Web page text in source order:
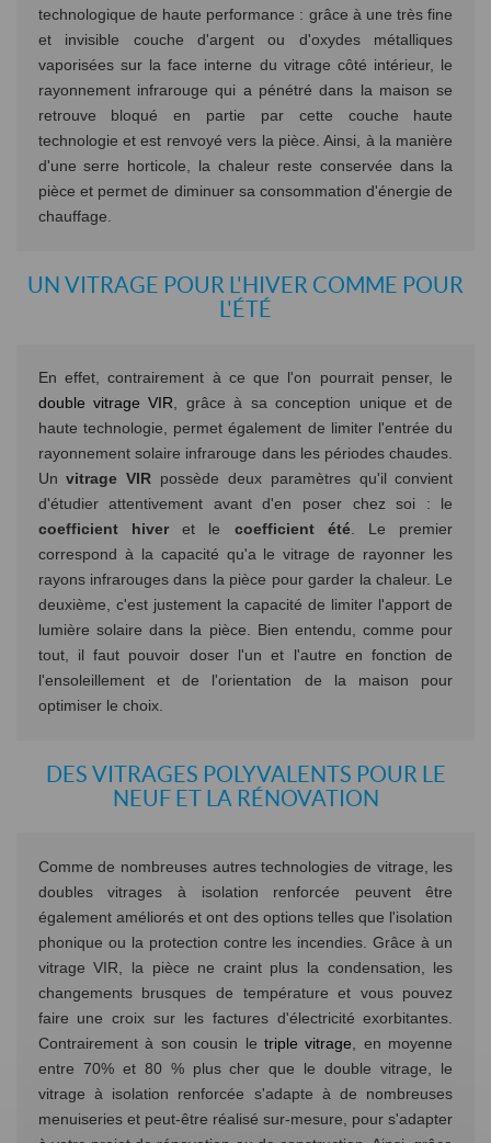
technologique de haute performance : grâce à une très fine
et invisible couche d'argent ou d'oxydes métalliques
vaporisées sur la face interne du vitrage côté intérieur, le
rayonnement infrarouge qui a pénétré dans la maison se
retrouve bloqué en partie par cette couche haute
technologie et est renvoyé vers la pièce. Ainsi, à la manière
d'une serre horticole, la chaleur reste conservée dans la
pièce et permet de diminuer sa consommation d'énergie de
chauffage.
UN VITRAGE POUR L'HIVER COMME POUR
L'ÉTÉ
En effet, contrairement à ce que l'on pourrait penser, le
double vitrage VIR, grâce à sa conception unique et de
haute technologie, permet également de limiter l'entrée du
rayonnement solaire infrarouge dans les périodes chaudes.
Unvitrage VIR possède deux paramètres qu'il convient
d'étudier attentivement avant d'en poser chez soi : le
coefficient hiveret le coefficient été. Le premier
correspond à la capacité qu'a le vitrage de rayonner les
rayons infrarouges dans la pièce pour garder la chaleur. Le
deuxième, c'est justement la capacité de limiter l'apport de
lumière solaire dans la pièce. Bien entendu, comme pour
tout, il faut pouvoir doser l'un et l'autre en fonction de
l'ensoleillement et de l'orientation de la maison pour
optimiser le choix.
DES VITRAGES POLYVALENTS POUR LE
NEUF ET LA RÉNOVATION
Comme de nombreuses autres technologies de vitrage, les
doubles vitrages à isolation renforcée peuvent être
également améliorés et ont des options telles que l'isolation
phonique ou la protection contre les incendies. Grâce à un
vitrage VIR, la pièce ne craint plus la condensation, les
changements brusques de température et vous pouvez
faire une croix sur les factures d'électricité exorbitantes.
Contrairement à son cousin le triple vitrage , en moyenne
entre 70% et 80 % plus cher que le double vitrage, le
vitrage à isolation renforcée s'adapte à de nombreuses
menuiseries et peut-être réalisé sur-mesure, pour s'adapter